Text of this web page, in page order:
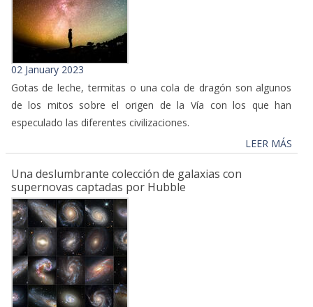
02 January 2023
Gotas de leche, termitas o una cola de dragón son algunos
de los mitos sobre el origen de la Vía con los que han
especulado las diferentes civilizaciones.
LEER MÁS
Una deslumbrante colección de galaxias con
supernovas captadas por Hubble